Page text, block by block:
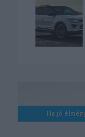
Ha jó